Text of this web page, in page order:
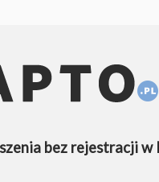
bez rejestracji w